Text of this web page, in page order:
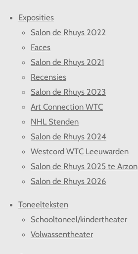
Exposities
Salon de Rhuys 2022
Faces
Salon de Rhuys 2021
Recensies
Salon de Rhuys 2023
Art Connection WTC
NHL Stenden
Salon de Rhuys 2024
Westcord WTC Leeuwarden
Salon de Rhuys 2025 te Arzon
Salon de Rhuys 2026
Toneelteksten
Schooltoneel/kindertheater
Volwassentheater